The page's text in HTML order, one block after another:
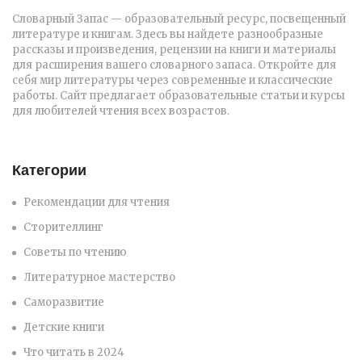
Словарный Запас — образовательный ресурс, посвещенный
литературе и книгам. Здесь вы найдете разнообразные
рассказы и произведения, рецензии на книги и материалы
для расширения вашего словарного запаса. Откройте для
себя мир литературы через современные и классические
работы. Сайт предлагает образовательные статьи и курсы
для любителей чтения всех возрастов.
Категории
Рекомендации для чтения
Сторителлинг
Советы по чтению
Литературное мастерство
Саморазвитие
Детские книги
Что читать в 2024